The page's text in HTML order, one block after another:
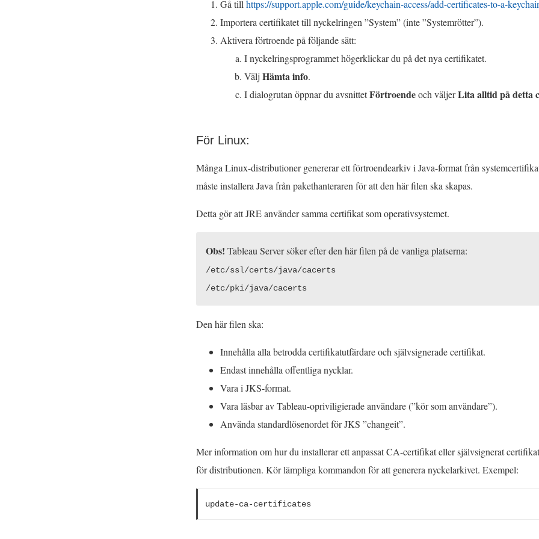
Gå tillhttps://support.apple.com/guide/keychain-access/add-certificates-to-a-
Importera certifikatet till nyckelringen ”System” (inte ”Systemrötter”).
Aktivera förtroende på följande sätt:
I nyckelringsprogrammet högerklickar du på det nya certifikatet.
VäljHämta info.
I dialogrutan öppnar du avsnittetFörtroendeoch väljerLita alltid på detta
För Linux:
Många Linux-distributioner genererar ett förtroendearkiv i Java-format från
måste installera Java från pakethanteraren för att den här filen ska skapas.
Detta gör att JRE använder samma certifikat som operativsystemet.
Obs!Tableau Server söker efter den här filen på de vanliga platserna:
/etc/ssl/certs/java/cacerts
/etc/pki/java/cacerts
Den här filen ska:
Innehålla alla betrodda certifikatutfärdare och självsignerade certifikat.
Endast innehålla offentliga nycklar.
Vara i JKS-format.
Vara läsbar av Tableau-opriviligierade användare (”kör som användare”).
Använda standardlösenordet för JKS ”changeit”.
Mer information om hur du installerar ett anpassat CA-certifikat eller självsignerat
för distributionen. Kör lämpliga kommandon för att generera nyckelarkivet. Exempel:
update-ca-certificates